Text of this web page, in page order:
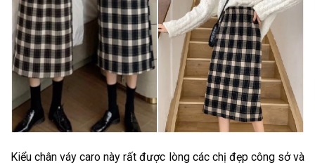
Kiểu chân váy caro này rất được lòng các chị đẹp công sở và